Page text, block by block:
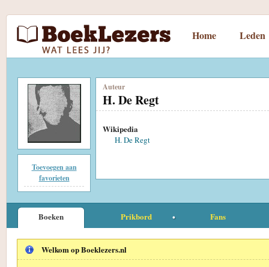
Home Leden
Toevoegen aan
favorieten
Auteur
H. De Regt
Wikipedia
H. De Regt
Boeken Prikbord Fans
Welkom op Boeklezers.nl